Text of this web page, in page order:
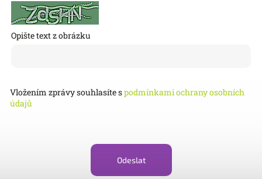
Opište text z obrázku
Vložením zprávy souhlasíte spodmínkami ochrany osobních
údajů
Odeslat